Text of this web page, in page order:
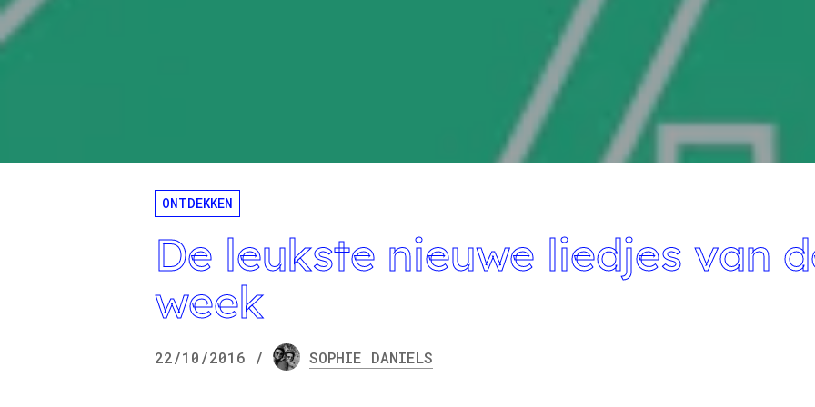
ONTDEKKEN
De leukste nieuwe liedjes van
week
22/10/2016 / SOPHIE DANIELS